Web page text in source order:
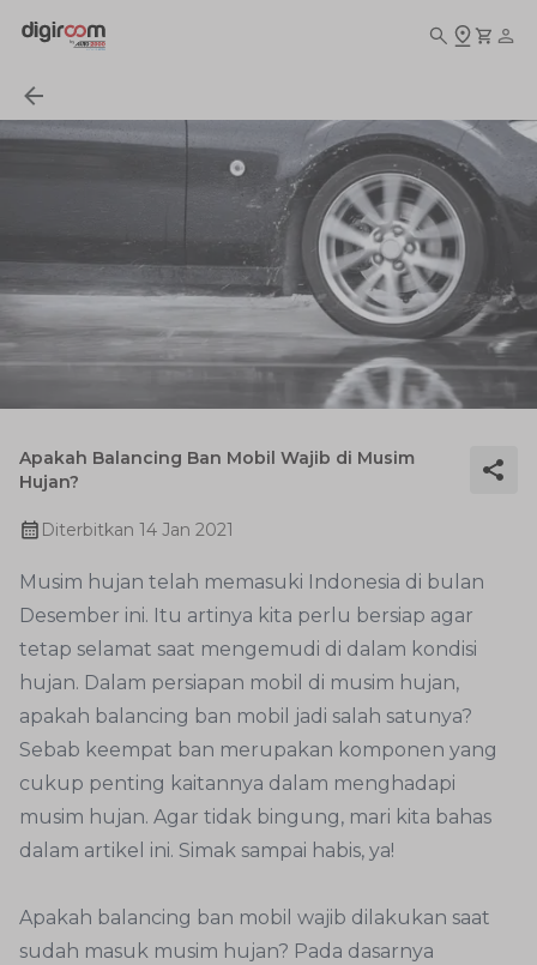
Apakah Balancing Ban Mobil Wajib di Musim
Hujan?
Diterbitkan 14 Jan 2021
Musim hujan telah memasuki Indonesia di bulan
Desember ini. Itu artinya kita perlu bersiap agar
tetap selamat saat mengemudi di dalam kondisi
hujan. Dalam persiapan mobil di musim hujan,
apakah balancing ban mobil jadi salah satunya?
Sebab keempat ban merupakan komponen yang
cukup penting kaitannya dalam menghadapi
musim hujan. Agar tidak bingung, mari kita bahas
dalam artikel ini. Simak sampai habis, ya!
Apakah balancing ban mobil wajib dilakukan saat
sudah masuk musim hujan? Pada dasarnya